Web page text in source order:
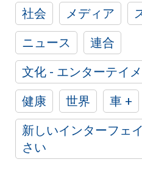
社会 メディア
ニュース
連合
文化 - エンターテイ
健康
世界
車 +
新しいインターフェ
さい